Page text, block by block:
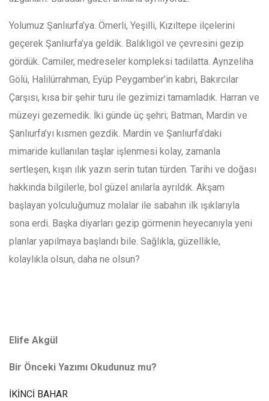
Yolumuz Şanlıurfa’ya. Ömerli, Yeşilli, Kızıltepe ilçelerini
geçerek Şanlıurfa’ya geldik. Balıklıgöl ve çevresini gezip
gördük. Camiler, medreseler kompleksi tadilatta. Aynzeliha
Gölü, Halilürrahman, Eyüp Peygamber’in kabri, Bakırcılar
Çarşısı, kısa bir şehir turu ile gezimizi tamamladık. Harran ve
müzeyi gezemedik. İki günde üç şehri; Batman, Mardin ve
Şanlıurfa’yı kısmen gezdik. Mardin ve Şanlıurfa’daki
mimaride kullanılan taşlar işlenmesi kolay, zamanla
sertleşen, kışın ılık yazın serin tutan türden. Tarihi ve doğası
hakkında bilgilerle, bol güzel anılarla ayrıldık. Akşam
başlayan yolculuğumuz molalar ile sabahın ilk ışıklarıyla
sona erdi. Başka diyarları gezip görmenin heyecanıyla yeni
planlar yapılmaya başlandı bile. Sağlıkla, güzellikle,
kolaylıkla olsun, daha ne olsun?
Elife Akgül
Bir Önceki Yazımı Okudunuz mu?
İKİNCİ BAHAR